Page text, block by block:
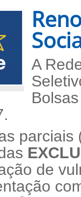
A
parciais
de